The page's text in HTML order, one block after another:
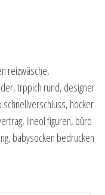
reizwäsche,
trppich rund, designer
schnellverschluss, hocker
lineol figuren, büro
babysocken bedrucken